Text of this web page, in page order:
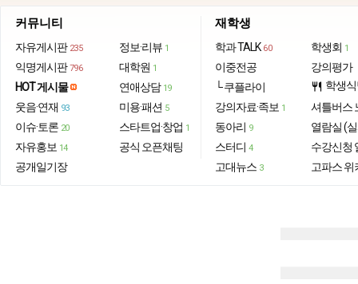
커뮤니티
자유게시판 235
익명게시판 796
HOT 게시물
웃음·연재 93
이슈·토론 20
자유홍보 14
공개일기장
정보·리뷰 1
대학원 1
연애상담 19
미용·패션 5
스타트업·창업 1
공식 오픈채팅
재학생
학과 TALK 60
이중전공
└ 쿠플라이
강의자료·족보 1
동아리 9
스터디 4
고대뉴스 3
학생회 1
강의평가
restaurant 학생
셔틀버스
열람실 (
수강신청
고파스 위